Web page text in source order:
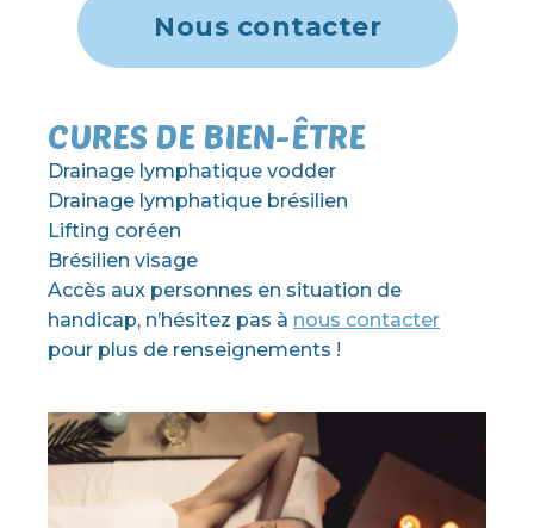
Nous contacter
CURES DE BIEN-ÊTRE
Drainage lymphatique vodder
Drainage lymphatique brésilien
Lifting coréen
Brésilien visage
Accès aux personnes en situation de
handicap, n’hésitez pas à nous contacter
pour plus de renseignements !